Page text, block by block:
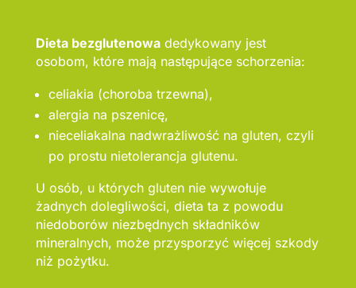
Dieta bezglutenowadedykowany jest
osobom, które mają następujące schorzenia:
celiakia (choroba trzewna),
alergia na pszenicę,
nieceliakalna nadwrażliwość na gluten, czyli
po prostu nietolerancja glutenu.
U osób, u których gluten nie wywołuje
żadnych dolegliwości, dieta ta z powodu
niedoborów niezbędnych składników
mineralnych, może przysporzyć więcej szkody
niż pożytku.